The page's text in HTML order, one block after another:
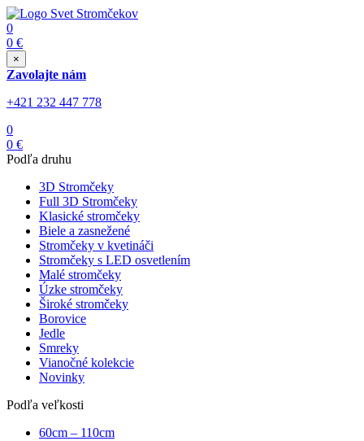
0
0 €
×
Zavolajte nám
+421 232 447 778
0
0 €
Podľa druhu
3D Stromčeky
Full 3D Stromčeky
Klasické stromčeky
Biele a zasnežené
Stromčeky v kvetináči
Stromčeky s LED osvetlením
Malé stromčeky
Úzke stromčeky
Široké stromčeky
Borovice
Jedle
Smreky
Vianočné kolekcie
Novinky
Podľa veľkosti
60cm – 110cm